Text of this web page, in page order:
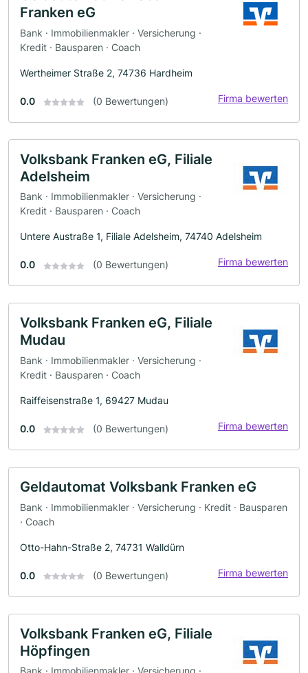
Franken eG
Bank · Immobilienmakler · Versicherung ·
Kredit · Bausparen · Coach
Wertheimer Straße 2, 74736 Hardheim
0.0 (0 Bewertungen) Firma bewerten
Volksbank Franken eG, Filiale
Adelsheim
Bank · Immobilienmakler · Versicherung ·
Kredit · Bausparen · Coach
Untere Austraße 1, Filiale Adelsheim, 74740 Adelsheim
0.0 (0 Bewertungen) Firma bewerten
Volksbank Franken eG, Filiale
Mudau
Bank · Immobilienmakler · Versicherung ·
Kredit · Bausparen · Coach
Raiffeisenstraße 1, 69427 Mudau
0.0 (0 Bewertungen) Firma bewerten
Geldautomat Volksbank Franken eG
Bank · Immobilienmakler · Versicherung · Kredit · Bausparen
· Coach
Otto-Hahn-Straße 2, 74731 Walldürn
0.0 (0 Bewertungen) Firma bewerten
Volksbank Franken eG, Filiale
Höpfingen